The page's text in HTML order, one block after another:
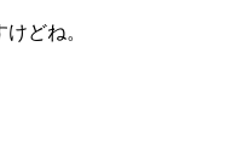
どね。